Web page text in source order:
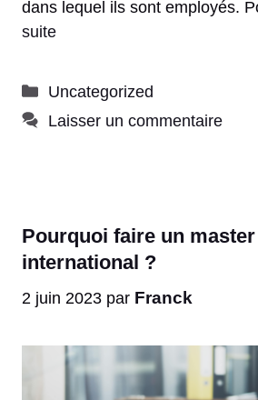
dans lequel ils sont employés.
suite
Catégories
Uncategorized
Laisser un commentaire
Pourquoi faire un
international ?
2 juin 2023 par Franck